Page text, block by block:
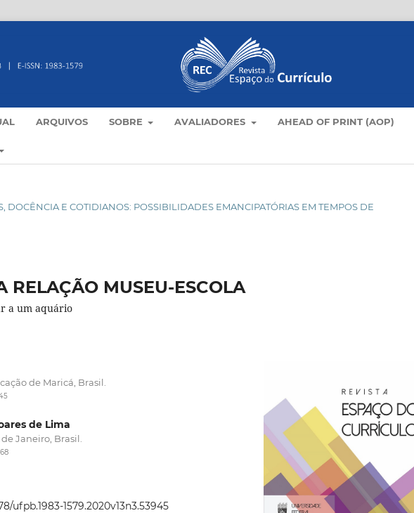
ARQUIVOS SOBRE AVALIADORES AHEAD OF PRINT (AOP)
DOCÊNCIA E COTIDIANOS: POSSIBILIDADES EMANCIPATÓRIAS EM TEMPOS DE
RELAÇÃO MUSEU-ESCOLA
a um aquário
de Maricá, Brasil.
de Lima
Janeiro, Brasil.
ufpb.1983-1579.2020v13n3.53945